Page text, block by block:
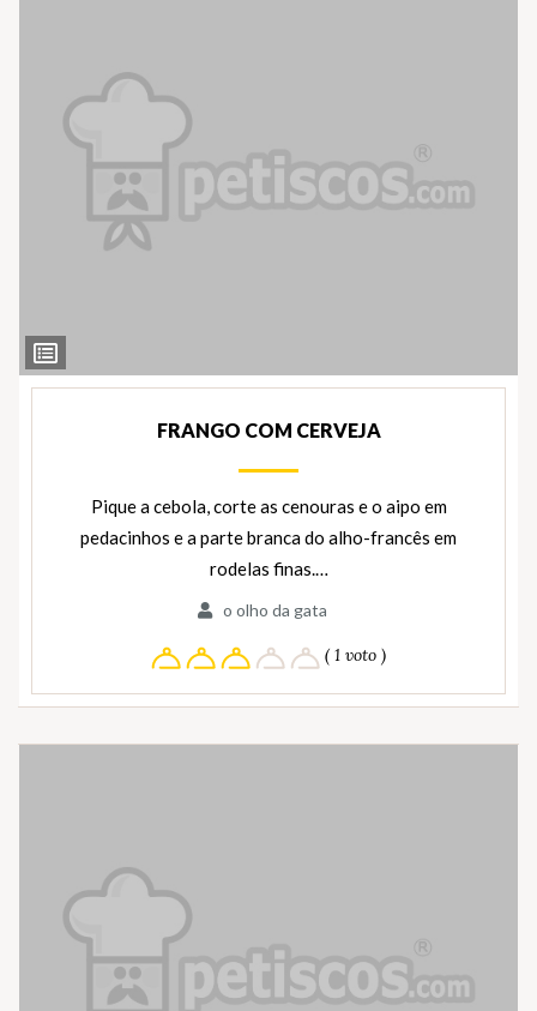
Ver
Ingredientes
FRANGO COM CERVEJA
Pique a cebola, corte as cenouras e o aipo em
pedacinhos e a parte branca do alho-francês em
rodelas finas.…
o olho da gata
( 1 voto )